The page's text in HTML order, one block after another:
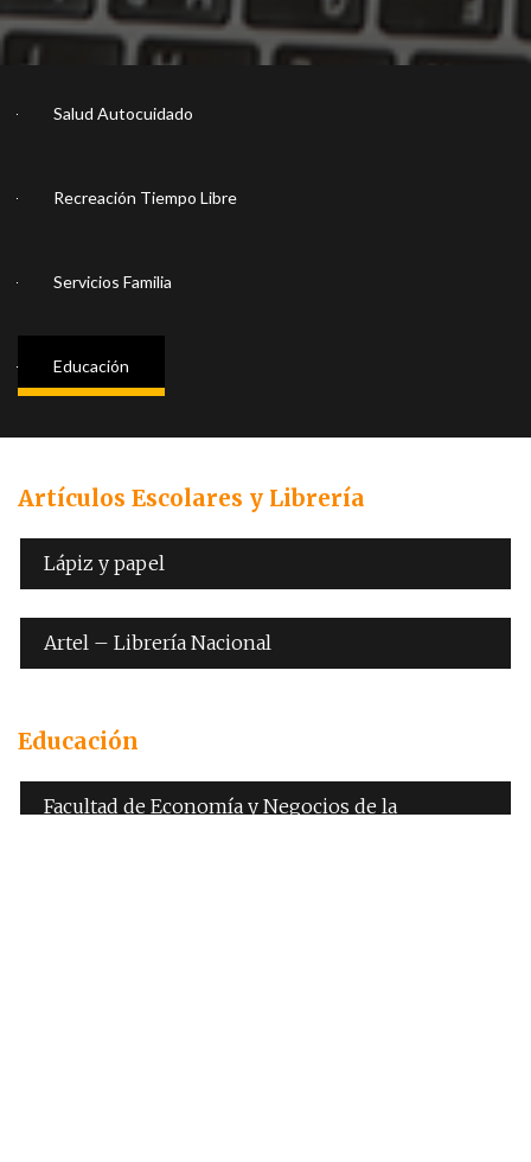
Salud Autocuidado
Recreación Tiempo Libre
Servicios Familia
Educación
Artículos Escolares y Librería
Lápiz y papel
Artel – Librería Nacional
Educación
Facultad de Economía y Negocios de la